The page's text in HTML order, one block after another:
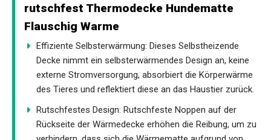
rutschfest Thermodecke Hundematte
Flauschig Warme
Effiziente Selbsterwärmung: Dieses Selbstheizende
Decke nimmt ein selbsterwärmendes Design an, keine
externe Stromversorgung, absorbiert die Körperwärme
des Tieres und reflektiert diese an das Haustier zurück.
Rutschfestes Design: Rutschfeste Noppen auf der
Rückseite der Wärmedecke erhöhen die Reibung, um zu